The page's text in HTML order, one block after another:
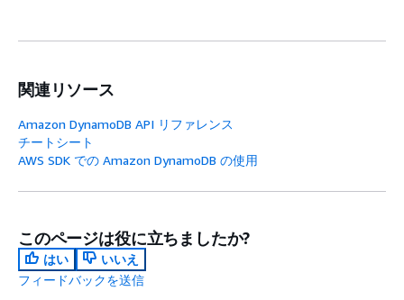
関連リソース
Amazon DynamoDB API リファレンス
チートシート
AWS SDK での Amazon DynamoDB の使用
このページは役に立ちましたか?
はい
いいえ
フィードバックを送信